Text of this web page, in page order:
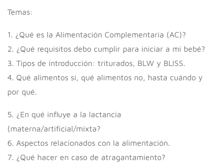
Temas:
1. ¿Qué es la Alimentación Complementaria (AC)?
2. ¿Qué requisitos debo cumplir para iniciar a mi bebé?
3. Tipos de introducción: triturados, BLW y BLISS.
4. Qué alimentos sí, qué alimentos no, hasta cuándo y
por qué.
5. ¿En qué influye a la lactancia
(materna/artificial/mixta?
6. Aspectos relacionados con la alimentación.
7. ¿Qué hacer en caso de atragantamiento?